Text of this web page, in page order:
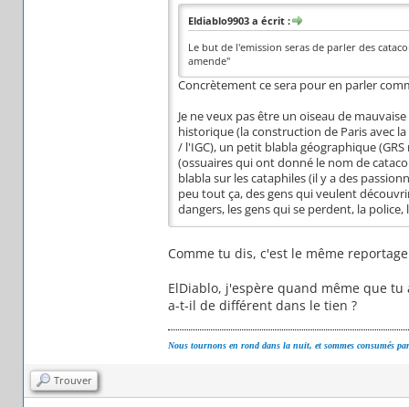
Eldiablo9903 a écrit :
Le but de l'emission seras de parler des
amende"
Concrètement ce sera pour en parler
Je ne veux pas être un oiseau de
historique (la construction de Paris avec
/ l'IGC), un petit blabla géographique
(ossuaires qui ont donné le nom de
blabla sur les cataphiles (il y a des
peu tout ça, des gens qui veulent
dangers, les gens qui se perdent, la
Comme tu dis, c'est le même
ElDiablo, j'espère quand même que
a-t-il de différent dans le tien ?
Nous tournons en rond dans la nuit, et sommes consumés
Trouver